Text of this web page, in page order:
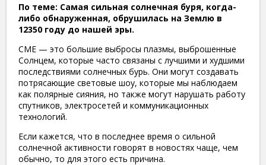
По теме: Самая сильная солнечная буря, когда-
либо обнаруженная, обрушилась на Землю в
12350 году до нашей эры.
CME — это большие выбросы плазмы, выброшенные
Солнцем, которые часто связаны с лучшими и худшими
последствиями солнечных бурь. Они могут создавать
потрясающие световые шоу, которые мы наблюдаем
как полярные сияния, но также могут нарушать работу
спутников, электросетей и коммуникационных
технологий.
Если кажется, что в последнее время о сильной
солнечной активности говорят в новостях чаще, чем
обычно, то для этого есть причина.